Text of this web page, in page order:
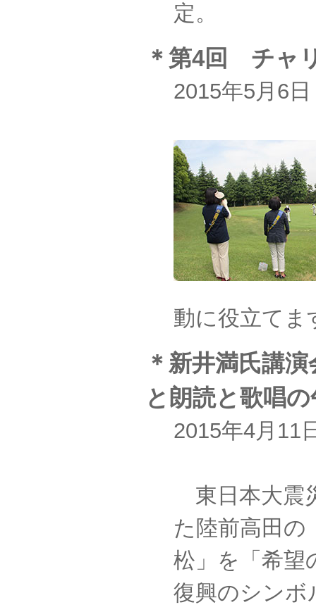
定。
＊第4回 チャ
2015年5月6
動に役立てま
＊新井満氏講
と朗読と歌唱
2015年4月
東日本大震
た陸前高田の
松」を「希
復興のシンボ